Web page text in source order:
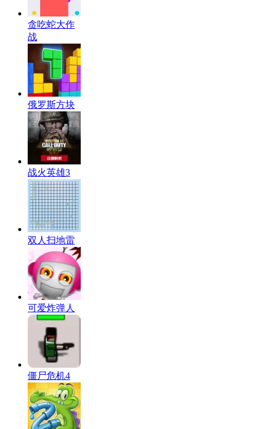
贪吃蛇大作
战
俄罗斯方块
战火英雄3
双人扫地雷
可爱炸弹人
僵尸危机4